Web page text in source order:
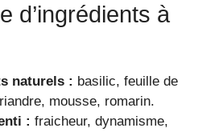
d’ingrédients à
naturels : basilic, feuille de
mousse, romarin.
: fraicheur, dynamisme,